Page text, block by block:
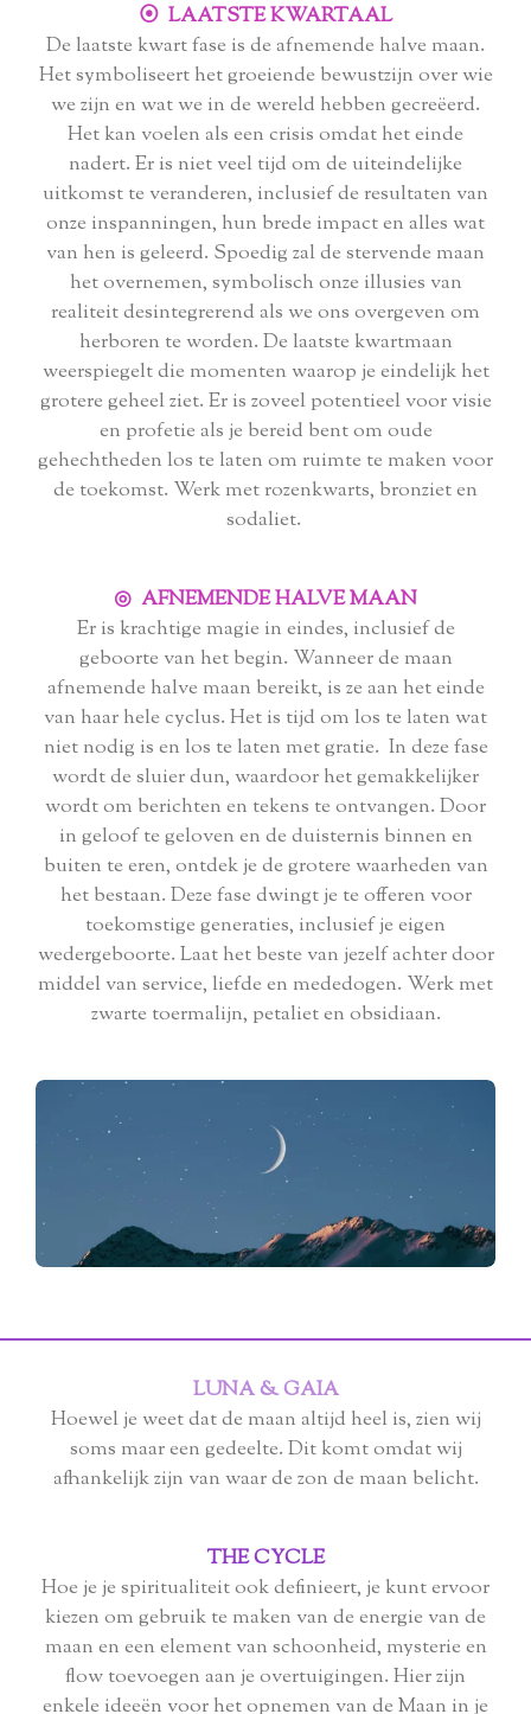
⦿ LAATSTE KWARTAAL
De laatste kwart fase is de afnemende halve maan.
Het symboliseert het groeiende bewustzijn over wie
we zijn en wat we in de wereld hebben gecreëerd.
Het kan voelen als een crisis omdat het einde
nadert. Er is niet veel tijd om de uiteindelijke
uitkomst te veranderen, inclusief de resultaten van
onze inspanningen, hun brede impact en alles wat
van hen is geleerd. Spoedig zal de stervende maan
het overnemen, symbolisch onze illusies van
realiteit desintegrerend als we ons overgeven om
herboren te worden. De laatste kwartmaan
weerspiegelt die momenten waarop je eindelijk het
grotere geheel ziet. Er is zoveel potentieel voor visie
en profetie als je bereid bent om oude
gehechtheden los te laten om ruimte te maken voor
de toekomst. Werk met rozenkwarts, bronziet en
sodaliet.
◎ AFNEMENDE HALVE MAAN
Er is krachtige magie in eindes, inclusief de
geboorte van het begin. Wanneer de maan
afnemende halve maan bereikt, is ze aan het einde
van haar hele cyclus. Het is tijd om los te laten wat
niet nodig is en los te laten met gratie. In deze fase
wordt de sluier dun, waardoor het gemakkelijker
wordt om berichten en tekens te ontvangen. Door
in geloof te geloven en de duisternis binnen en
buiten te eren, ontdek je de grotere waarheden van
het bestaan. Deze fase dwingt je te offeren voor
toekomstige generaties, inclusief je eigen
wedergeboorte. Laat het beste van jezelf achter door
middel van service, liefde en mededogen. Werk met
zwarte toermalijn, petaliet en obsidiaan.
LUNA & GAIA
Hoewel je weet dat de maan altijd heel is, zien wij
soms maar een gedeelte. Dit komt omdat wij
afhankelijk zijn van waar de zon de maan belicht.
THE CYCLE
Hoe je je spiritualiteit ook definieert, je kunt ervoor
kiezen om gebruik te maken van de energie van de
maan en een element van schoonheid, mysterie en
flow toevoegen aan je overtuigingen. Hier zijn
enkele ideeën voor het opnemen van de Maan in je